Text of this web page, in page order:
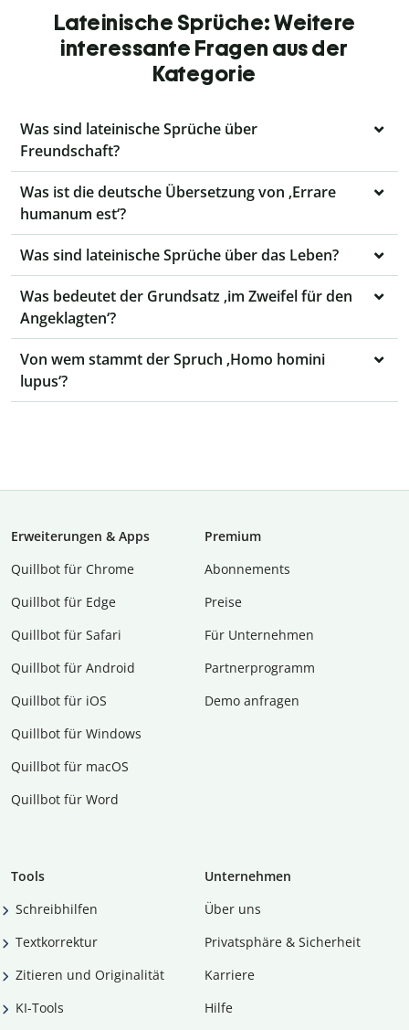
Lateinische Sprüche: Weitere
interessante Fragen aus der
Kategorie
Was sind lateinische Sprüche über
Freundschaft?
Was ist die deutsche Übersetzung von ‚Errare
humanum est‘?
Was sind lateinische Sprüche über das Leben?
Was bedeutet der Grundsatz ‚im Zweifel für den
Angeklagten‘?
Von wem stammt der Spruch ‚Homo homini
lupus‘?
Erweiterungen & Apps
Quillbot für Chrome
Quillbot für Edge
Quillbot für Safari
Quillbot für Android
Quillbot für iOS
Quillbot für Windows
Quillbot für macOS
Quillbot für Word
Premium
Abon­ne­ments
Preise
Für Unternehmen
Partnerprogramm
Demo anfragen
Tools
Schreibhilfen
Textkorrektur
Zitieren und Originalität
KI-Tools
Unternehmen
Über uns
Privatsphäre & Sicherheit
Karriere
Hilfe